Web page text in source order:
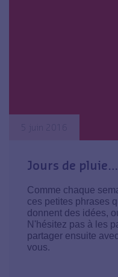
Jours de pluie…
Comme chaque
ces petites phrases
donnent des idées,
N'hésitez pas à les
partager ensuite
vous.